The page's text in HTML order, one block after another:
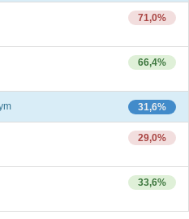
71,0%
66,4%
31,6%
29,0%
33,6%